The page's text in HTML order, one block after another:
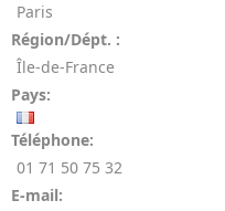
Paris
Région/Dépt. :
Île-de-France
Pays:
Téléphone:
01 71 50 75 32
E-mail: